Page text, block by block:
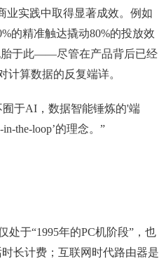
业实践中取得显著成效。例如
的精准触达撬动80%的投放效
胎于此——尽管在产品背后已经
算数据的反复端详。
于AI，数据智能锤炼的'端
the-loop’的理念。”
于“1995年的PC机阶段”，也
长计费；互联网时代路由器是